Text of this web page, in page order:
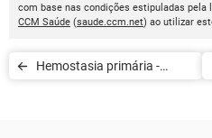
com base nas condições estipuladas pela
CCM Saúde (saude.ccm.net) ao utilizar
Hemostasia primária -